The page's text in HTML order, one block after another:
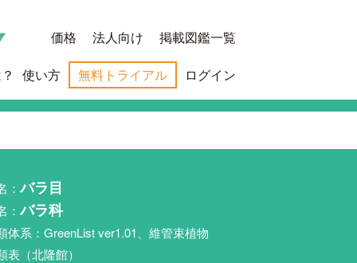
価格 法人向け 掲載図鑑一覧
使い方 無料トライアル ログイン
：バラ目
：バラ科
体系：GreenList ver1.01、維管束植物
表（北隆館）